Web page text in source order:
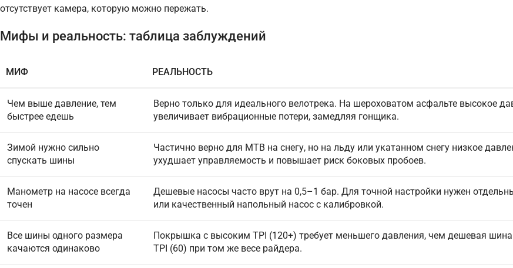
отсутствует камера, которую можно пережать.
Мифы и реальность: таблица заблуждений
МИФ РЕАЛЬНОСТЬ
Чем выше давление, тем
быстрее едешь
Верно только для идеального велотрека. На шероховатом асфальте высокое
увеличивает вибрационные потери, замедляя гонщика.
Зимой нужно сильно
спускать шины
Частично верно для MTB на снегу, но на льду или укатанном снегу низкое
ухудшает управляемость и повышает риск боковых пробоев.
Манометр на насосе всегда
точен
Дешевые насосы часто врут на 0,5–1 бар. Для точной настройки нужен
или качественный напольный насос с калибровкой.
Все шины одного размера
качаются одинаково
Покрышка с высоким TPI (120+) требует меньшего давления, чем дешевая
TPI (60) при том же весе райдера.